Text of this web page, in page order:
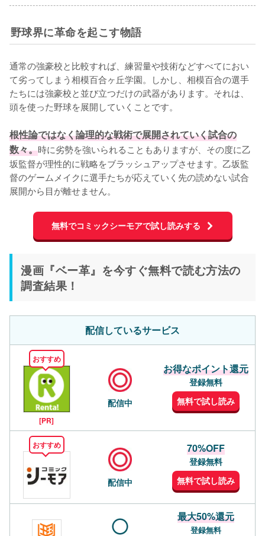
野球界に革命を起こす物語
通常の強豪校と比較すれば、練習量や技術などすべてにおい
て劣ってしまう相模百合ヶ丘学園。しかし、相模百合の選手
たちには強豪校と並び立つだけの武器があります。それは、
頭を使った野球を展開していくことです。
根性論ではなく論理的な戦術で展開されていく試合の
数々。時に劣勢を強いられることもありますが、その度に乙
坂監督が理性的に戦略をブラッシュアップさせます。乙坂監
督のゲームメイクに選手たちが応えていく先の読めない試合
展開から目が離せません。
無料でコミックシーモアで試し読みする
漫画『ベー革』を今すぐ無料で読む方法の
調査結果！
配信しているサービス
おすすめ
[PR]
配信中
お得なポイント還元
登録無料
無料で試し読み
おすすめ
配信中
70%OFF
登録無料
無料で試し読み
最大50%還元
登録無料